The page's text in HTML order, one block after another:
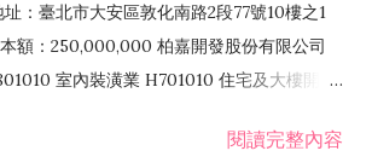
：臺北市大安區敦化南路2段77號10樓之1
額：250,000,000 柏嘉開發股份有限公司
室內裝潢業 H701010 住宅及大樓開發
產買賣業 H703100 不動產租賃業 I503010
閱讀完整內容